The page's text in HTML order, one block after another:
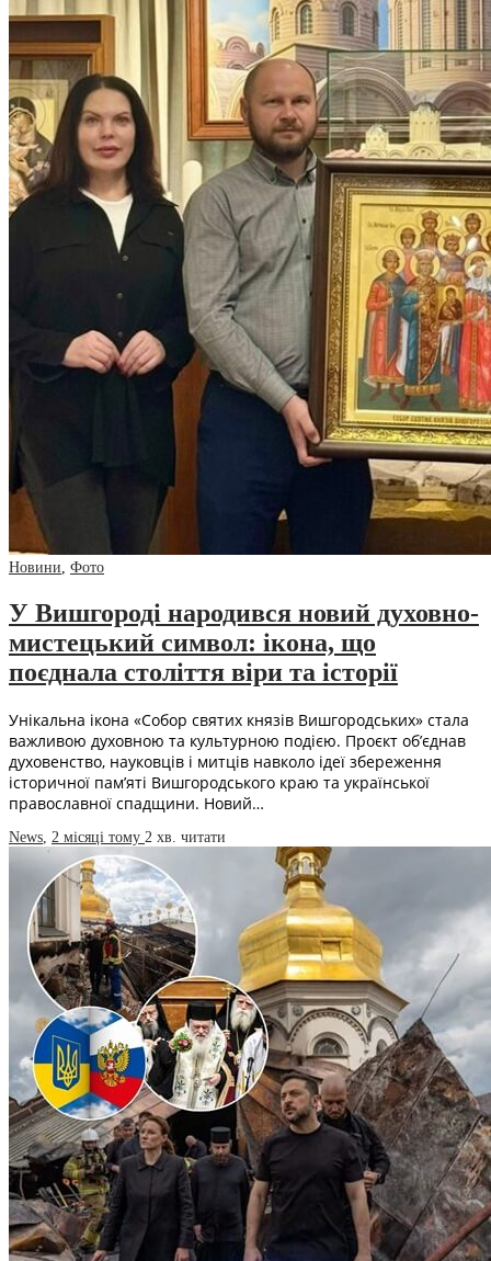
Новини, Фото
У Вишгороді народився новий духовно-
мистецький символ: ікона, що
поєднала століття віри та історії
Унікальна ікона «Собор святих князів Вишгородських» стала
важливою духовною та культурною подією. Проєкт об’єднав
духовенство, науковців і митців навколо ідеї збереження
історичної пам’яті Вишгородського краю та української
православної спадщини. Новий…
News 2 місяці тому 2 хв. читати